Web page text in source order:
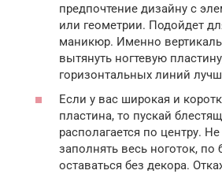
предпочтение дизайну с
или геометрии. Подойдет
маникюр. Именно
вытянуть ногтевую
горизонтальных линий
Если у вас широкая и
пластина, то пускай
располагается по центру.
заполнять весь ноготок,
оставаться без декора.